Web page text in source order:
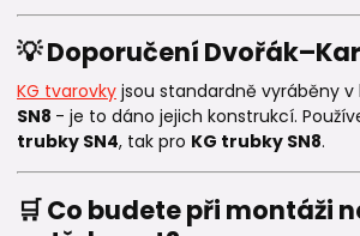
💡 Doporučení
KG tvarovky jsou standardně vyráběny
SN8 - je to dáno jejich konstrukcí.
trubky SN4, tak pro KG trubky SN8.
🛒 Co budete při montáži